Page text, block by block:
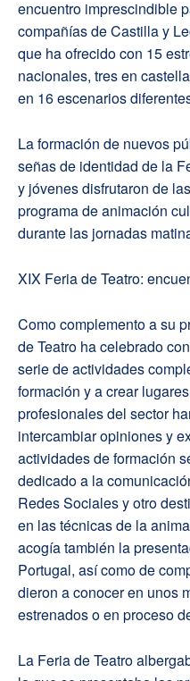
encuentro imprescindible
compañías de Castilla y
que ha ofrecido con 15
nacionales, tres en
en 16 escenarios
La formación de nuevos
señas de identidad de la
y jóvenes disfrutaron de
programa de animación
durante las jornadas
XIX Feria de Teatro:
Como complemento a su
de Teatro ha celebrado
serie de actividades
formación y a crear
profesionales del sector
intercambiar opiniones y
actividades de formación
dedicado a la
Redes Sociales y otro
en las técnicas de la
acogía también la
Portugal, así como de
dieron a conocer en unos
estrenados o en proceso
La Feria de Teatro